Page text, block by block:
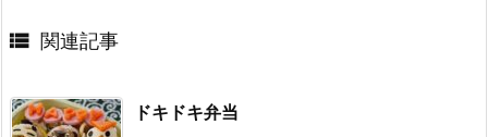
 関連記事
ドキドキ弁当